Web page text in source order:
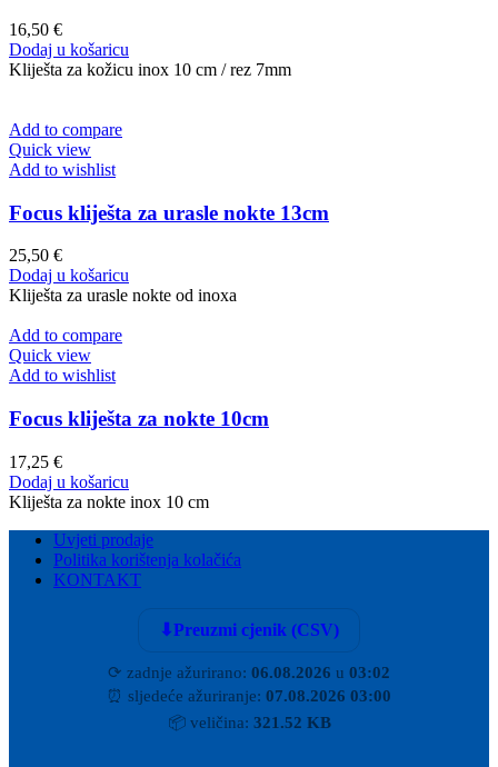
16,50 €
Dodaj u košaricu
Kliješta za kožicu inox 10 cm / rez 7mm
Add to compare
Quick view
Add to wishlist
Focus kliješta za urasle nokte 13cm
25,50 €
Dodaj u košaricu
Kliješta za urasle nokte od inoxa
Add to compare
Quick view
Add to wishlist
Focus kliješta za nokte 10cm
17,25 €
Dodaj u košaricu
Kliješta za nokte inox 10 cm
Uvjeti prodaje
Politika korištenja kolačića
KONTAKT
⬇Preuzmi cjenik (CSV)
⟳ zadnje ažurirano: 06.08.2026 u 03:02
⏰ sljedeće ažuriranje: 07.08.2026 03:00
📦veličina: 321.52 KB